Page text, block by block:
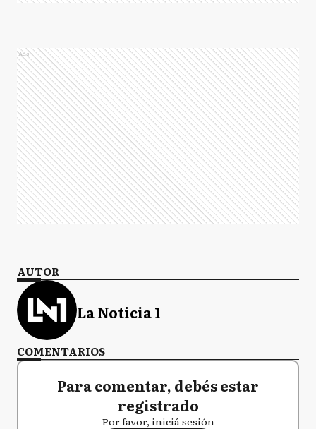
Ads
AUTOR
La Noticia 1
COMENTARIOS
Para comentar, debés estar
registrado
Por favor, iniciá sesión